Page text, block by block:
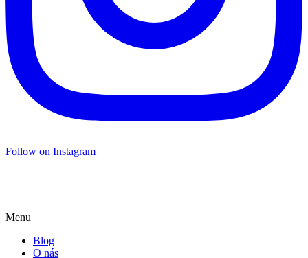
Follow on Instagram
Menu
Blog
O nás